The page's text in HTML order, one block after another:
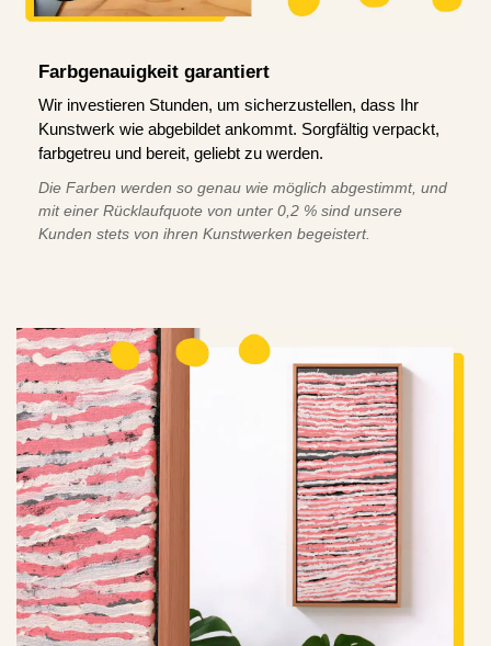
Farbgenauigkeit garantiert
Wir investieren Stunden, um sicherzustellen, dass Ihr
Kunstwerk wie abgebildet ankommt. Sorgfältig verpackt,
farbgetreu und bereit, geliebt zu werden.
Die Farben werden so genau wie möglich abgestimmt, und
mit einer Rücklaufquote von unter 0,2 % sind unsere
Kunden stets von ihren Kunstwerken begeistert.